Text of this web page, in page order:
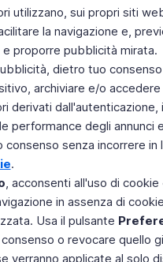
utilizzano, sui propri siti
la navigazione e,
proporre pubblicità mirata.
dietro tuo
archiviare e/o
derivati
performance degli
senza incorrere
.
, acconsenti all'uso di
in assenza di
Usa il pulsante
o revocare quello
verranno applicate al solo